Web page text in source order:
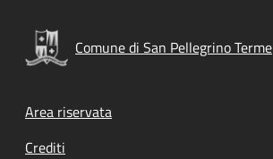
Comune di San Pellegrino Terme
Footer menu
Area riservata
Crediti